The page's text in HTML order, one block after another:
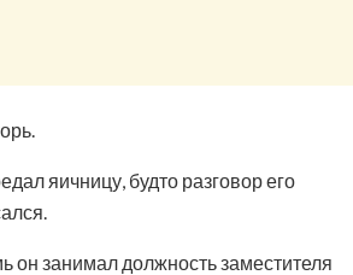
яичницу, будто разговор его
он занимал должность заместителя